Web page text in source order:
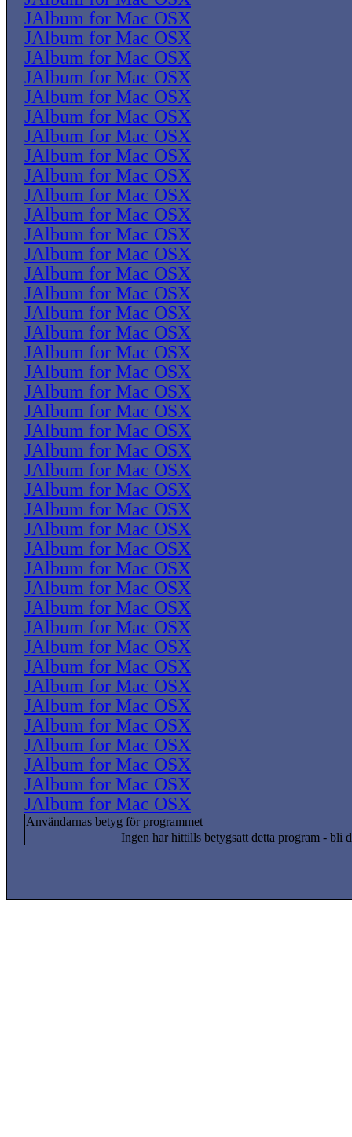
JAlbum for Mac OSX
JAlbum for Mac OSX
JAlbum for Mac OSX
JAlbum for Mac OSX
JAlbum for Mac OSX
JAlbum for Mac OSX
JAlbum for Mac OSX
JAlbum for Mac OSX
JAlbum for Mac OSX
JAlbum for Mac OSX
JAlbum for Mac OSX
JAlbum for Mac OSX
JAlbum for Mac OSX
JAlbum for Mac OSX
JAlbum for Mac OSX
JAlbum for Mac OSX
JAlbum for Mac OSX
JAlbum for Mac OSX
JAlbum for Mac OSX
JAlbum for Mac OSX
JAlbum for Mac OSX
JAlbum for Mac OSX
JAlbum for Mac OSX
JAlbum for Mac OSX
JAlbum for Mac OSX
JAlbum for Mac OSX
JAlbum for Mac OSX
JAlbum for Mac OSX
JAlbum for Mac OSX
JAlbum for Mac OSX
JAlbum for Mac OSX
JAlbum for Mac OSX
JAlbum for Mac OSX
JAlbum for Mac OSX
JAlbum for Mac OSX
JAlbum for Mac OSX
JAlbum for Mac OSX
JAlbum for Mac OSX
JAlbum for Mac OSX
JAlbum for Mac OSX
JAlbum for Mac OSX
Användarnas betyg för programmet
Ingen har hittills betygsatt detta program - bli